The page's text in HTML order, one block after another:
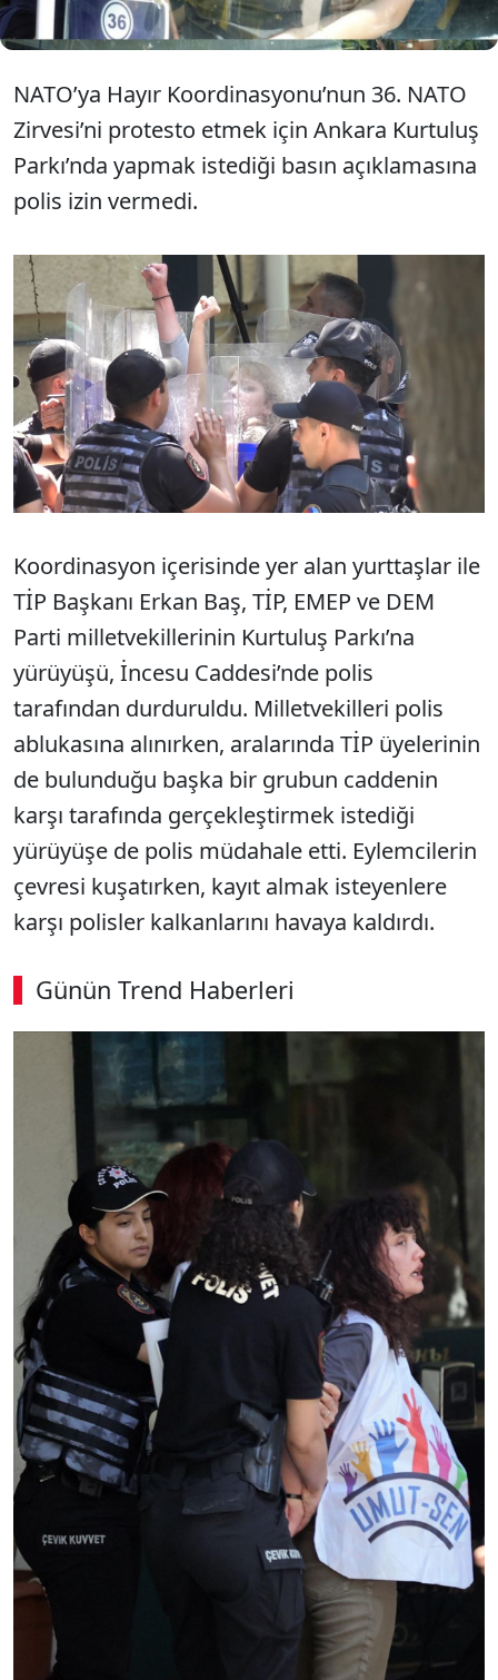
NATO’ya Hayır Koordinasyonu’nun 36. NATO
Zirvesi’ni protesto etmek için Ankara Kurtuluş
Parkı’nda yapmak istediği basın açıklamasına
polis izin vermedi.
Koordinasyon içerisinde yer alan yurttaşlar ile
TİP Başkanı Erkan Baş, TİP, EMEP ve DEM
Parti milletvekillerinin Kurtuluş Parkı’na
yürüyüşü, İncesu Caddesi’nde polis
tarafından durduruldu. Milletvekilleri polis
ablukasına alınırken, aralarında TİP üyelerinin
de bulunduğu başka bir grubun caddenin
karşı tarafında gerçekleştirmek istediği
yürüyüşe de polis müdahale etti. Eylemcilerin
çevresi kuşatırken, kayıt almak isteyenlere
karşı polisler kalkanlarını havaya kaldırdı.
Günün Trend Haberleri
00:03 / 09:08